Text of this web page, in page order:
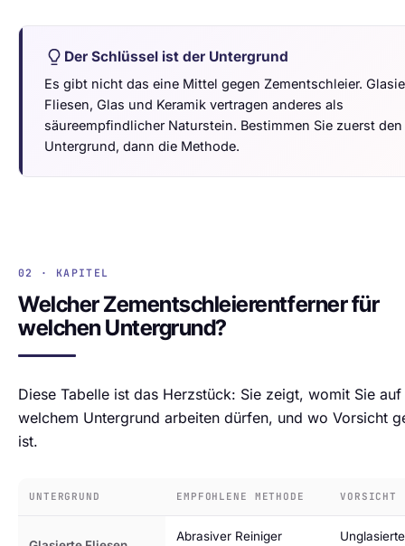
Der Schlüssel ist der Untergrund
Es gibt nicht das eine Mittel gegen Zementschleier.
Fliesen, Glas und Keramik vertragen anderes als
säureempfindlicher Naturstein. Bestimmen Sie zuerst den
Untergrund, dann die Methode.
02 · KAPITEL
Welcher Zementschleierentferner für
welchen Untergrund?
Diese Tabelle ist das Herzstück: Sie zeigt, womit Sie auf
welchem Untergrund arbeiten dürfen, und wo Vorsicht
ist.
UNTERGRUND EMPFOHLENE METHODE VORSICHT
Abrasiver Reiniger Unglasierte